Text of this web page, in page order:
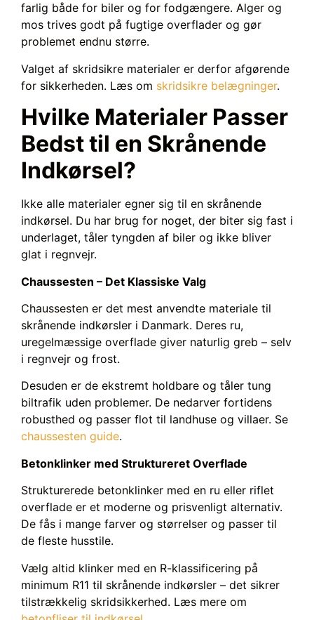
farlig både for biler og for fodgængere. Alger og
mos trives godt på fugtige overflader og gør
problemet endnu større.
Valget af skridsikre materialer er derfor afgørende
for sikkerheden. Læs om skridsikre belægninger.
Hvilke Materialer Passer
Bedst til en Skrånende
Indkørsel?
Ikke alle materialer egner sig til en skrånende
indkørsel. Du har brug for noget, der biter sig fast i
underlaget, tåler tyngden af biler og ikke bliver
glat i regnvejr.
Chaussesten – Det Klassiske Valg
Chaussesten er det mest anvendte materiale til
skrånende indkørsler i Danmark. Deres ru,
uregelmæssige overflade giver naturlig greb – selv
i regnvejr og frost.
Desuden er de ekstremt holdbare og tåler tung
biltrafik uden problemer. De nedarver fortidens
robusthed og passer flot til landhuse og villaer. Se
chaussesten guide.
Betonklinker med Struktureret Overflade
Strukturerede betonklinker med en ru eller riflet
overflade er et moderne og prisvenligt alternativ.
De fås i mange farver og størrelser og passer til
de fleste husstile.
Vælg altid klinker med en R-klassificering på
minimum R11 til skrånende indkørsler – det sikrer
tilstrækkelig skridsikkerhed. Læs mere om